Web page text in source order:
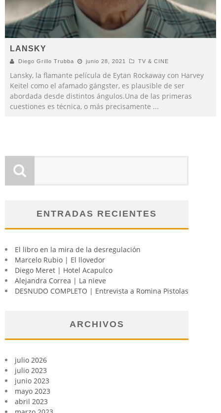
LANSKY
Diego Grillo Trubba junio 28, 2021 TV & CINE
Lansky, la flamante película de Eytan Rockaway con Harvey
Keitel como el afamado gángster, es plausible de ser
abordada desde distintos ángulos.Una de las primeras
cuestiones es técnica, o más precisamente ...
ENTRADAS RECIENTES
El libro en la mira de la desregulación
Marcelo Rubio | El llovedor
Diego Meret | Hotel Acapulco
Alejandra Correa | La nieve
DESNUDO COMPLETO | Entrevista a Romina Pistolas
ARCHIVOS
julio 2026
julio 2023
junio 2023
mayo 2023
abril 2023